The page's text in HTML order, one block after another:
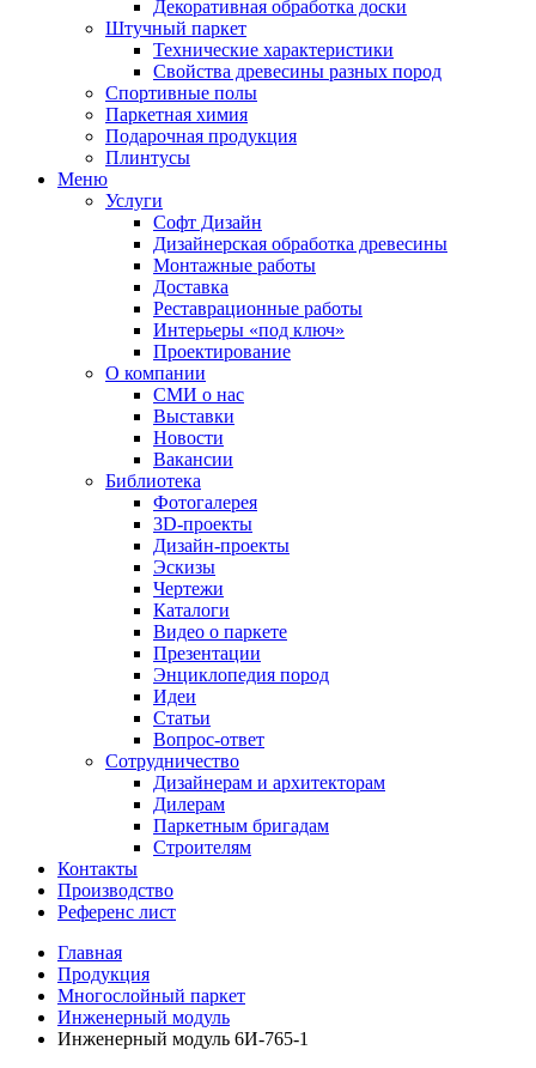
Декоративная обработка доски
Штучный паркет
Технические характеристики
Свойства древесины разных пород
Спортивные полы
Паркетная химия
Подарочная продукция
Плинтусы
Меню
Услуги
Софт Дизайн
Дизайнерская обработка древесины
Монтажные работы
Доставка
Реставрационные работы
Интерьеры «под ключ»
Проектирование
О компании
СМИ о нас
Выставки
Новости
Вакансии
Библиотека
Фотогалерея
3D-проекты
Дизайн-проекты
Эскизы
Чертежи
Каталоги
Видео о паркете
Презентации
Энциклопедия пород
Идеи
Статьи
Вопрос-ответ
Сотрудничество
Дизайнерам и архитекторам
Дилерам
Паркетным бригадам
Строителям
Контакты
Производство
Референс лист
Главная
Продукция
Многослойный паркет
Инженерный модуль
Инженерный модуль 6И-765-1